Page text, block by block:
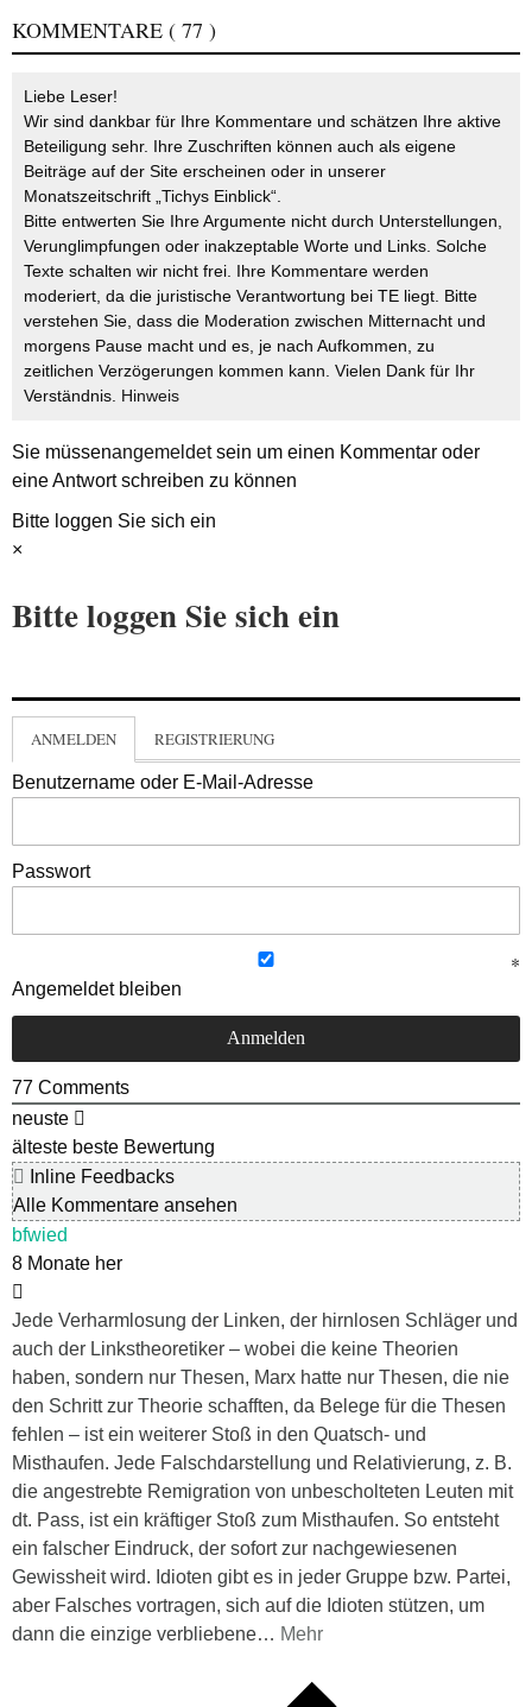
KOMMENTARE ( 77 )
Liebe Leser!
Wir sind dankbar für Ihre Kommentare und schätzen Ihre aktive
Beteiligung sehr. Ihre Zuschriften können auch als eigene
Beiträge auf der Site erscheinen oder in unserer
Monatszeitschrift „Tichys Einblick“.
Bitte entwerten Sie Ihre Argumente nicht durch Unterstellungen,
Verunglimpfungen oder inakzeptable Worte und Links. Solche
Texte schalten wir nicht frei. Ihre Kommentare werden
moderiert, da die juristische Verantwortung bei TE liegt. Bitte
verstehen Sie, dass die Moderation zwischen Mitternacht und
morgens Pause macht und es, je nach Aufkommen, zu
zeitlichen Verzögerungen kommen kann. Vielen Dank für Ihr
Verständnis. Hinweis
Sie müssenangemeldetsein um einen Kommentar oder
eine Antwort schreiben zu können
Bitte loggen Sie sich ein
×
Bitte loggen Sie sich ein
ANMELDEN REGISTRIERUNG
Benutzername oder E-Mail-Adresse
Passwort
Angemeldet bleiben
77 Comments
neuste
älteste beste Bewertung
Inline Feedbacks
Alle Kommentare ansehen
bfwied
8 Monate her
Jede Verharmlosung der Linken, der hirnlosen Schläger und
auch der Linkstheoretiker – wobei die keine Theorien
haben, sondern nur Thesen, Marx hatte nur Thesen, die nie
den Schritt zur Theorie schafften, da Belege für die Thesen
fehlen – ist ein weiterer Stoß in den Quatsch- und
Misthaufen. Jede Falschdarstellung und Relativierung, z. B.
die angestrebte Remigration von unbescholteten Leuten mit
dt. Pass, ist ein kräftiger Stoß zum Misthaufen. So entsteht
ein falscher Eindruck, der sofort zur nachgewiesenen
Gewissheit wird. Idioten gibt es in jeder Gruppe bzw. Partei,
aber Falsches vortragen, sich auf die Idioten stützen, um
dann die einzige verbliebene… Mehr